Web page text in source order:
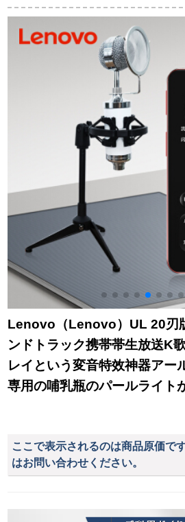
ットキャスター录音
話マイク速手振れ生
眼レフカメラカメ
カメラマイクSGC-
568メーが标准装
ています。
Lenovo（Lenovo）UL 20刃
ンドトラック携帯帯生放送K
レイという変音特效神器ア
専用の哺乳瓶のパールライト
ここで表示されるのは商品原価で
はお問い合わせください。